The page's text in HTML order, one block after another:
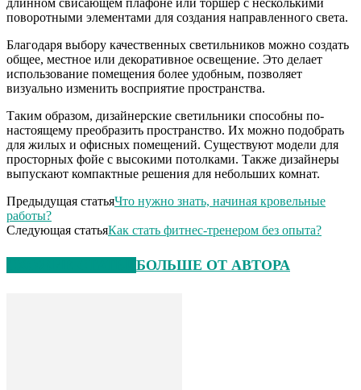
длинном свисающем плафоне или торшер с несколькими
поворотными элементами для создания направленного света.
Благодаря выбору качественных светильников можно создать
общее, местное или декоративное освещение. Это делает
использование помещения более удобным, позволяет
визуально изменить восприятие пространства.
Таким образом, дизайнерские светильники способны по-
настоящему преобразить пространство. Их можно подобрать
для жилых и офисных помещений. Существуют модели для
просторных фойе с высокими потолками. Также дизайнеры
выпускают компактные решения для небольших комнат.
Предыдущая статьяЧто нужно знать, начиная кровельные
работы?
Следующая статьяКак стать фитнес-тренером без опыта?
БОЛЬШЕ ОТ АВТОРА